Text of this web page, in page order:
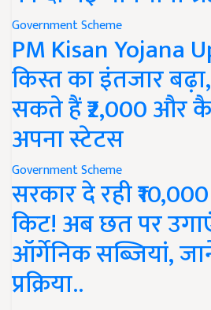
Government Scheme
PM Kisan Yojana
किस्त का इंतजार
सकते हैं ₹2,000 और
अपना स्टेटस
Government Scheme
सरकार दे रही
किट! अब छत पर
ऑर्गेनिक सब्जियां,
प्रक्रिया..